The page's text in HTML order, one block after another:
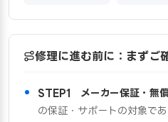
修理に進む前に：まずご
STEP1 メーカー保証・無
の保証・サポートの対象で